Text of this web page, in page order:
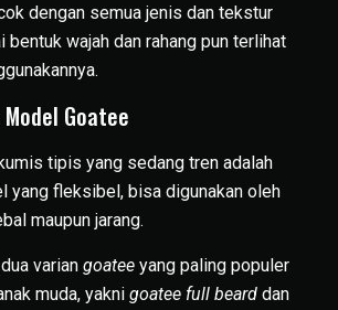
dengan semua jenis dan tekstur
bentuk wajah dan rahang pun terlihat
Goatee
tipis yang sedang tren adalah
yang fleksibel, bisa digunakan oleh
maupun jarang.
varian goatee yang paling populer
muda, yakni goatee full beard dan